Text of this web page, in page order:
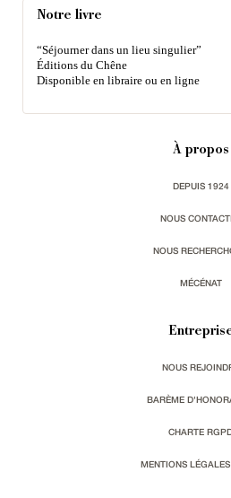
Notre livre
“Séjourner dans un lieu singulier”
Éditions du Chêne
Disponible en libraire ou en ligne
À propos
DEPUIS 1924
NOUS
NOUS
MÉCÉNAT
NOUS
BARÈME
CHARTE
MENTIONS